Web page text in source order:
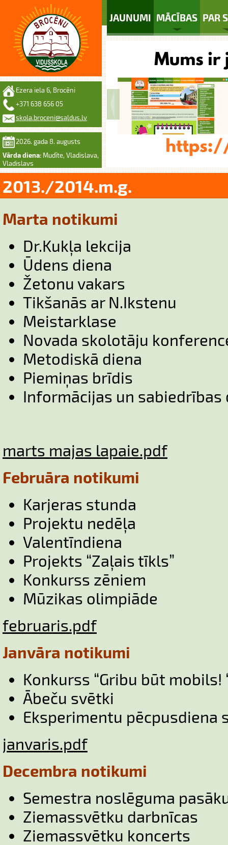
JAUNUMI MĀCĪBAS PAR
Ezera iela 6, Brocēni
+371 638 656 05
skola.broceni@saldus.lv
2026. gada 8. augusts
Vārda diena: Mudīte, Vladislava,
Vladislavs
2013./2014.m.g.
Marta notikumi
Dr.Kukļa lekcija
Ūdens diena
Žetonu vakars
Tikšanās ar N.Ikstenu
Meistarklase
Novada skolotāju
Metodiskā diena
Piemiņas brīdis
Informācijas un sabiedrības
marts majas lapaie.pdf
Februāra notikumi
Karjeras stunda
Projektu nedēļa
Valentīndiena
Projekts “Zaļais tīkls”
Konkurss zēniem
Mūzikas olimpiāde
februaris.pdf
Janvāra notikumi
Konkurss “Gribu būt mobils!
Ābeču svētki
Eksperimentu pēcpusdiena
janvaris.pdf
Decembra notikumi
Semestra noslēguma
Ziemassvētku darbnīcas
Ziemassvētku koncerts